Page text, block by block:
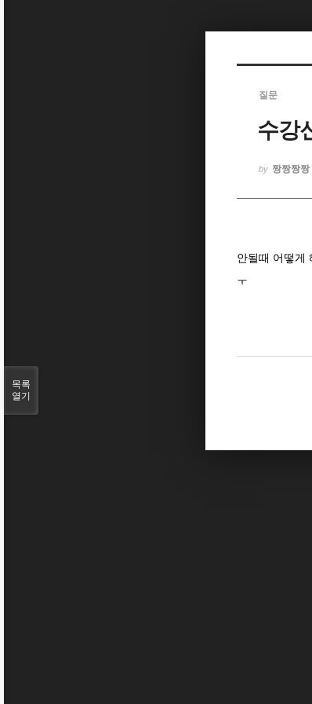
질문
수강
by 짱짱짱짱
안될때 어떻게
ㅜ
목록
열기
Sketchbook5, 스케치북5
Sketchbook5, 스케치북5